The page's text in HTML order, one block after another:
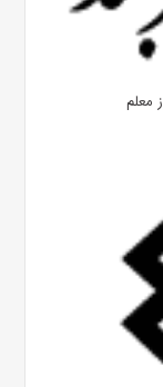
معلم